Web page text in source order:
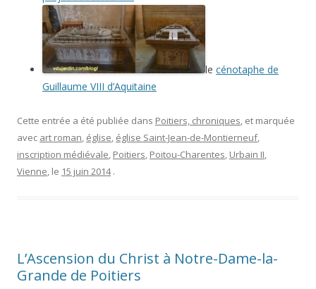
le cénotaphe de
Guillaume VIII d’Aquitaine
Cette entrée a été publiée dans Poitiers, chroniques, et marquée
avec art roman, église, église Saint-Jean-de-Montierneuf,
inscription médiévale, Poitiers, Poitou-Charentes, Urbain II,
Vienne, le 15 juin 2014 .
L’Ascension du Christ à Notre-Dame-la-
Grande de Poitiers